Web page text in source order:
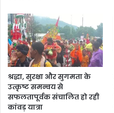
श्रद्धा, सुरक्षा और सुगमता के
उत्कृष्ट समन्वय से
सफलतापूर्वक संचालित हो रही
कांवड़ यात्रा